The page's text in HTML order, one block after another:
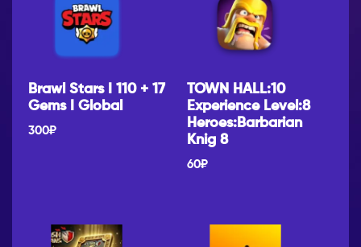
Brawl Stars I 110 + 17
Gems I Global
300₽
TOWN HALL:10
Experience Level:8
Heroes:Barbarian
Knig 8
60₽